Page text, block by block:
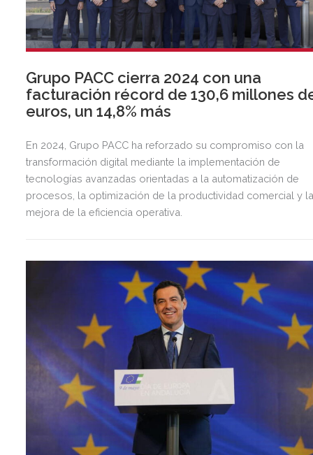
Grupo PACC cierra 2024 con una
facturación récord de 130,6 millones
euros, un 14,8% más
En 2024, Grupo PACC ha reforzado su compromiso con la
transformación digital mediante la implementación de
tecnologías avanzadas orientadas a la automatización de
procesos, la optimización de la productividad comercial y
mejora de la eficiencia operativa.